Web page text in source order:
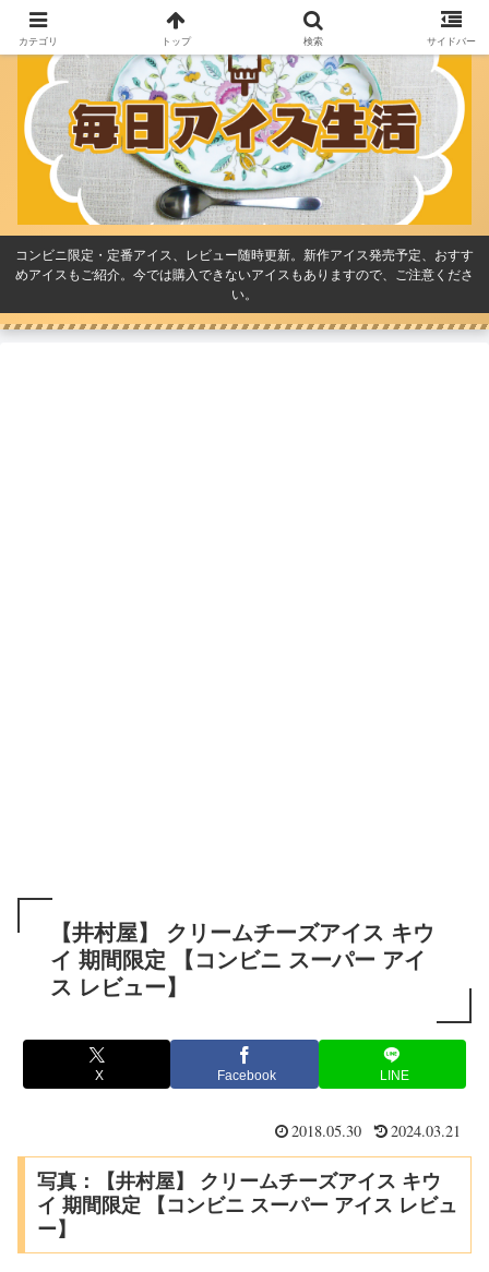
コンビニ限定・定番アイス、レビュー随時更新。新作アイス発売予定、おすす
めアイスもご紹介。今では購入できないアイスもありますので、ご注意くださ
い。
【井村屋】 クリームチーズアイス キウ
イ 期間限定 【コンビニ スーパー アイ
ス レビュー】
X Facebook LINE
2018.05.30 2024.03.21
写真：【井村屋】 クリームチーズアイス キウ
イ 期間限定 【コンビニ スーパー アイス レビュ
ー】
カテゴリ トップ 検索 サイドバー